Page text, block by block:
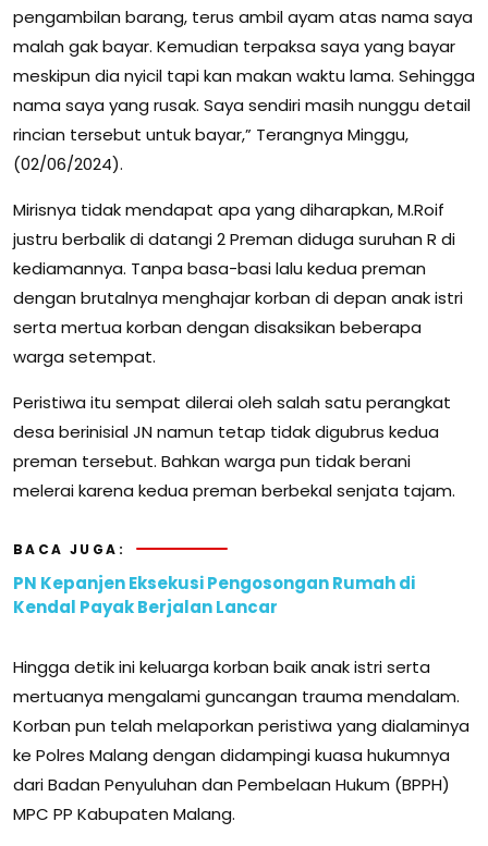
pengambilan barang, terus ambil ayam atas nama saya
malah gak bayar. Kemudian terpaksa saya yang bayar
meskipun dia nyicil tapi kan makan waktu lama. Sehingga
nama saya yang rusak. Saya sendiri masih nunggu detail
rincian tersebut untuk bayar,” Terangnya Minggu,
(02/06/2024).
Mirisnya tidak mendapat apa yang diharapkan, M.Roif
justru berbalik di datangi 2 Preman diduga suruhan R di
kediamannya. Tanpa basa-basi lalu kedua preman
dengan brutalnya menghajar korban di depan anak istri
serta mertua korban dengan disaksikan beberapa
warga setempat.
Peristiwa itu sempat dilerai oleh salah satu perangkat
desa berinisial JN namun tetap tidak digubrus kedua
preman tersebut. Bahkan warga pun tidak berani
melerai karena kedua preman berbekal senjata tajam.
BACA JUGA:
PN Kepanjen Eksekusi Pengosongan Rumah di
Kendal Payak Berjalan Lancar
Hingga detik ini keluarga korban baik anak istri serta
mertuanya mengalami guncangan trauma mendalam.
Korban pun telah melaporkan peristiwa yang dialaminya
ke Polres Malang dengan didampingi kuasa hukumnya
dari Badan Penyuluhan dan Pembelaan Hukum (BPPH)
MPC PP Kabupaten Malang.